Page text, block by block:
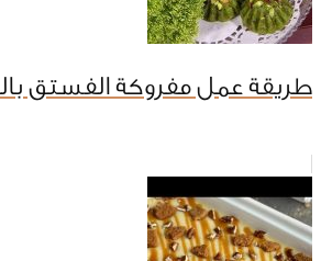
طريقة عمل مفروكة الفستق